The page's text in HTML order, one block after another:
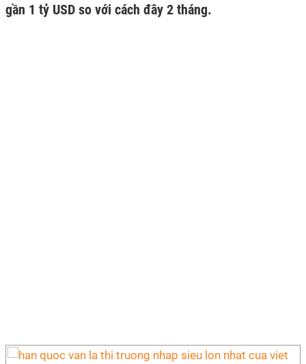
gần 1 tỷ USD so với cách đây 2 tháng.